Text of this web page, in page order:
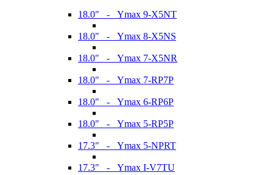
18.0" - Ymax 9-X5NT
18.0" - Ymax 8-X5NS
18.0" - Ymax 7-X5NR
18.0" - Ymax 7-RP7P
18.0" - Ymax 6-RP6P
18.0" - Ymax 5-RP5P
17.3" - Ymax 5-NPRT
17.3" - Ymax I-V7TU